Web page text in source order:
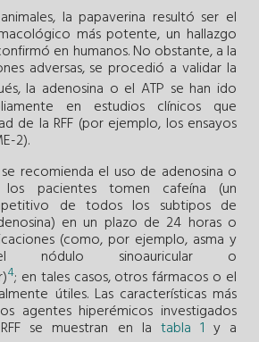
la papaverina resultó ser el
más potente, un hallazgo
en humanos. No obstante, a la
adversas, se procedió a validar la
la adenosina o el ATP se han ido
en estudios clínicos que
de la RFF (por ejemplo, los ensayos
2).
recomienda el uso de adenosina o
pacientes tomen cafeína (un
de todos los subtipos de
en un plazo de 24 horas o
(como, por ejemplo, asma y
nódulo sinoauricular o
4; en tales casos, otros fármacos o el
útiles. Las características más
agentes hiperémicos investigados
se muestran en la tabla 1 y a